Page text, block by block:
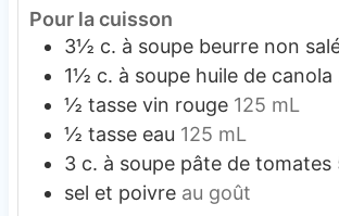
Pour la cuisson
3½ c. à soupe beurre non
1½ c. à soupe huile de canola
½ tasse vin rouge 125 mL
½ tasse eau 125 mL
3 c. à soupe pâte de tomates
sel et poivre au goût